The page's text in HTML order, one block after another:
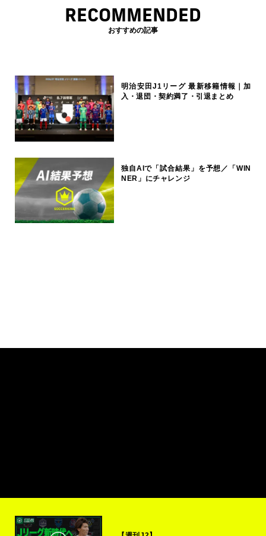
RECOMMENDED
おすすめの記事
明治安田J1リーグ 最新移籍情報｜加
入・退団・契約満了・引退まとめ
独自AIで「試合結果」を予想／「WIN
NER」にチャレンジ